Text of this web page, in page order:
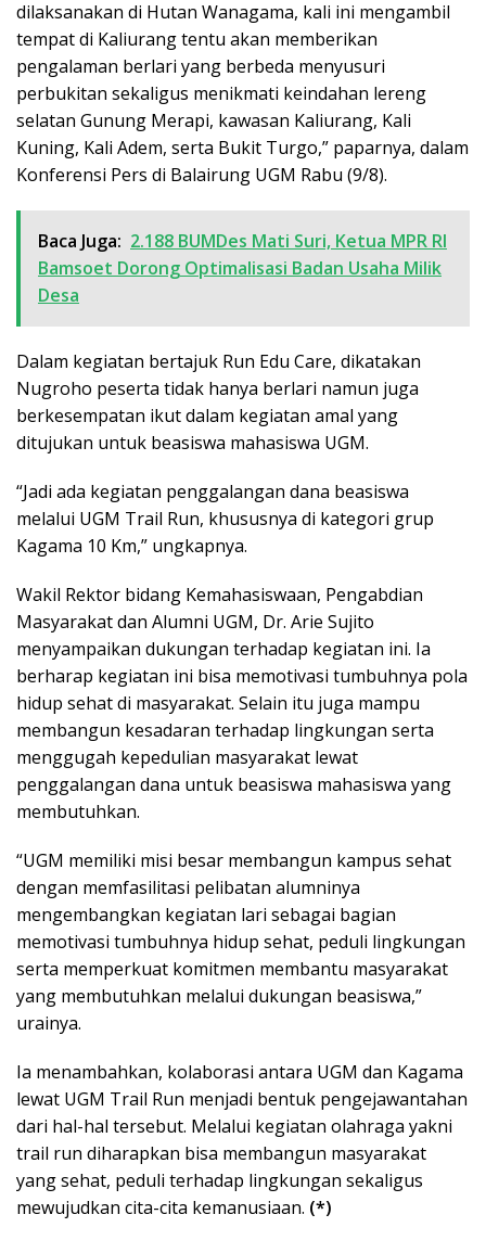
dilaksanakan di Hutan Wanagama, kali ini mengambil
tempat di Kaliurang tentu akan memberikan
pengalaman berlari yang berbeda menyusuri
perbukitan sekaligus menikmati keindahan lereng
selatan Gunung Merapi, kawasan Kaliurang, Kali
Kuning, Kali Adem, serta Bukit Turgo,” paparnya, dalam
Konferensi Pers di Balairung UGM Rabu (9/8).
Baca Juga: 2.188 BUMDes Mati Suri, Ketua MPR RI
Bamsoet Dorong Optimalisasi Badan Usaha Milik
Desa
Dalam kegiatan bertajuk Run Edu Care, dikatakan
Nugroho peserta tidak hanya berlari namun juga
berkesempatan ikut dalam kegiatan amal yang
ditujukan untuk beasiswa mahasiswa UGM.
“Jadi ada kegiatan penggalangan dana beasiswa
melalui UGM Trail Run, khususnya di kategori grup
Kagama 10 Km,” ungkapnya.
Wakil Rektor bidang Kemahasiswaan, Pengabdian
Masyarakat dan Alumni UGM, Dr. Arie Sujito
menyampaikan dukungan terhadap kegiatan ini. Ia
berharap kegiatan ini bisa memotivasi tumbuhnya pola
hidup sehat di masyarakat. Selain itu juga mampu
membangun kesadaran terhadap lingkungan serta
menggugah kepedulian masyarakat lewat
penggalangan dana untuk beasiswa mahasiswa yang
membutuhkan.
“UGM memiliki misi besar membangun kampus sehat
dengan memfasilitasi pelibatan alumninya
mengembangkan kegiatan lari sebagai bagian
memotivasi tumbuhnya hidup sehat, peduli lingkungan
serta memperkuat komitmen membantu masyarakat
yang membutuhkan melalui dukungan beasiswa,”
urainya.
Ia menambahkan, kolaborasi antara UGM dan Kagama
lewat UGM Trail Run menjadi bentuk pengejawantahan
dari hal-hal tersebut. Melalui kegiatan olahraga yakni
trail run diharapkan bisa membangun masyarakat
yang sehat, peduli terhadap lingkungan sekaligus
mewujudkan cita-cita kemanusiaan. (*)